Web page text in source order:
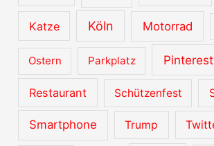
Katze Köln Motorrad
Ostern Parkplatz Pinterest
Restaurant Schützenfest
Smartphone Trump